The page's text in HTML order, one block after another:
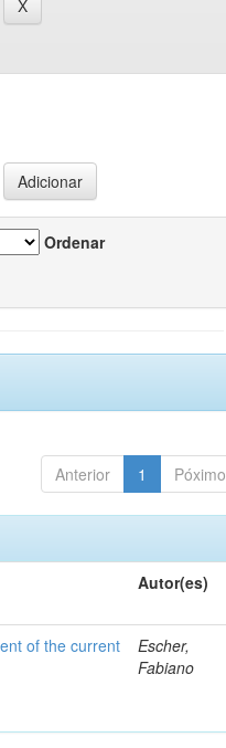
Ordenar
Anterior 1 Póximo
Autor(es)
of the current
Escher,
Fabiano